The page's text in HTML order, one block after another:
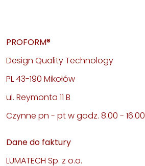
PROFORM®
Design Quality Technology
PL 43-190 Mikołów
ul. Reymonta 11 B
Czynne pn - pt w godz. 8.00 - 16.00
Dane do faktury
LUMATECH Sp. z o.o.